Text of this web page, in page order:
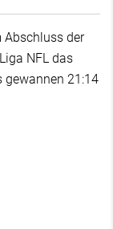
Abschluss der
NFL das
gewannen 21:14